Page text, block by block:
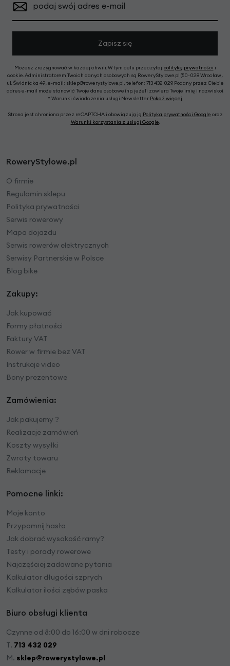
podaj swój adres e-mail
Zapisz się
Możesz zrezygnować w każdej chwili. W tym celu przeczytaj politykę prywatności i
cookie. Administratorem Twoich danych osobowych są RoweryStylowe.pl (50-028 Wrocław,
ul. Świdnicka 49; e-mail: sklep@rowerystylowe.pl, telefon: 713 432 029. Podany przez Ciebie
adres e-mail może stanowić Twoje dane osobowe (np. jeżeli zawiera Twoje imię i nazwisko).
* Warunki świadczenia usługi Newsletter Pokaż więcej
Strona jest chroniona przez reCAPTCHA i obowiązują ją Polityka prywatności Google oraz
Warunki korzystania z usługi Google.
RoweryStylowe.pl
O firmie
Regulamin sklepu
Polityka prywatności
Serwis rowerowy
Mapa dojazdu
Serwis rowerów elektrycznych
Serwisy Partnerskie w Polsce
Blog bike
Zakupy:
Jak kupować
Formy płatności
Faktury VAT
Rower w firmie bez VAT
Instrukcje video
Bony prezentowe
Zamówienia:
Jak pakujemy ?
Realizacje zamówień
Koszty wysyłki
Zwroty towaru
Reklamacje
Pomocne linki:
Moje konto
Przypomnij hasło
Jak dobrać wysokość ramy?
Testy i porady rowerowe
Najczęściej zadawane pytania
Kalkulator długości szprych
Kalkulator ilości zębów paska
Biuro obsługi klienta
Czynne od 8:00 do 16:00 w dni robocze
T. 713 432 029
M. sklep@rowerystylowe.pl